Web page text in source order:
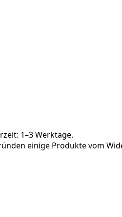
1–3 Werktage.
einige Produkte vom